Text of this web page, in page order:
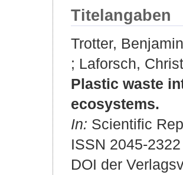
Titelangaben
Trotter, Benjamin
; Laforsch,
Plastic waste
ecosystems.
In: Scientific
ISSN 2045-2322
DOI der